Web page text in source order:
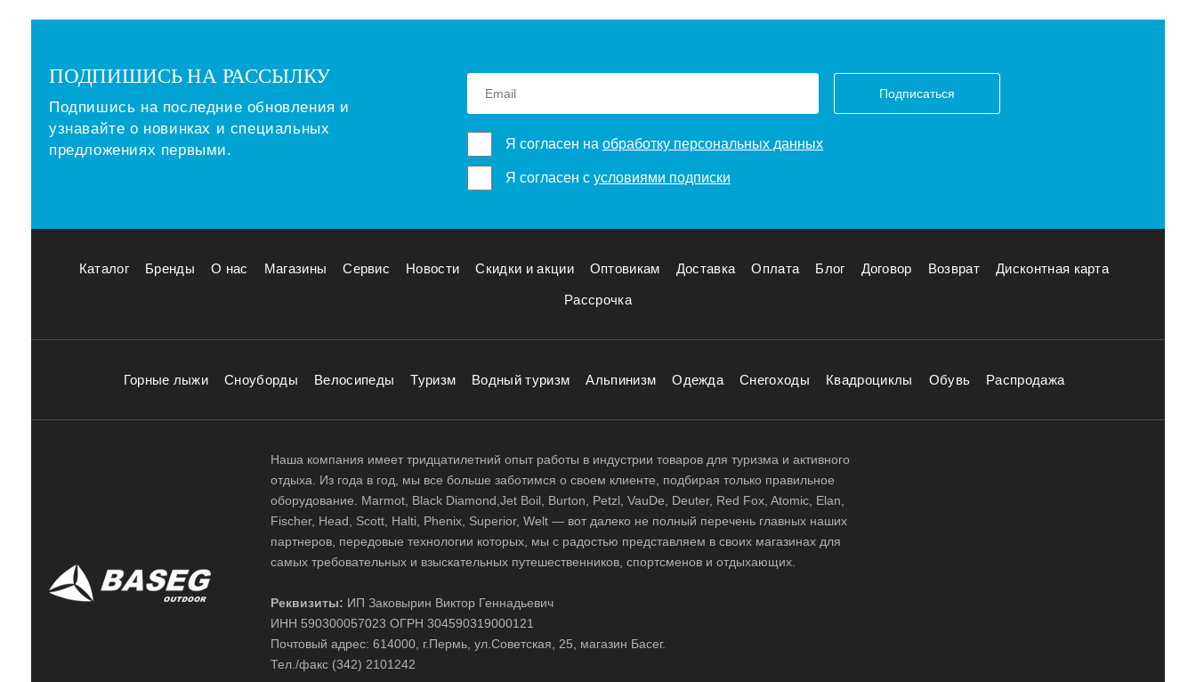
ПОДПИШИСЬ НА РАССЫЛКУ
Подпишись на последние обновления и
узнавайте о новинках и специальных
предложениях первыми.
Подписаться
Я согласен на обработку персональных данных
Я согласен с условиями подписки
Каталог Бренды О нас Магазины Сервис Новости Скидки и акции Оптовикам Доставка Оплата Блог Договор Возврат Дисконтная карта
Рассрочка
Горные лыжи Сноуборды Велосипеды Туризм Водный туризм Альпинизм Одежда Снегоходы Квадроциклы Обувь Распродажа
Наша компания имеет тридцатилетний опыт работы в индустрии товаров для туризма и активного
отдыха. Из года в год, мы все больше заботимся о своем клиенте, подбирая только правильное
оборудование. Marmot, Black Diamond,Jet Boil, Burton, Petzl, VauDe, Deuter, Red Fox, Atomic, Elan,
Fischer, Head, Scott, Halti, Phenix, Superior, Welt — вот далеко не полный перечень главных наших
партнеров, передовые технологии которых, мы с радостью представляем в своих магазинах для
самых требовательных и взыскательных путешественников, спортсменов и отдыхающих.
Реквизиты: ИП Заковырин Виктор Геннадьевич
ИНН 590300057023 ОГРН 304590319000121
Почтовый адрес: 614000, г.Пермь, ул.Советская, 25, магазин Басег.
Тел./факс (342) 2101242